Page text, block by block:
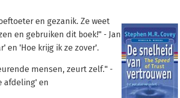
en gezanik. Ze weet
en gebruiken dit boek!" - Jan
en 'Hoe krijg ik ze zover'.
mensen, zeurt zelf." -
afdeling' en